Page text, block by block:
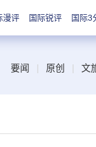
漫评 国际锐评 国际3
要闻 原创 文